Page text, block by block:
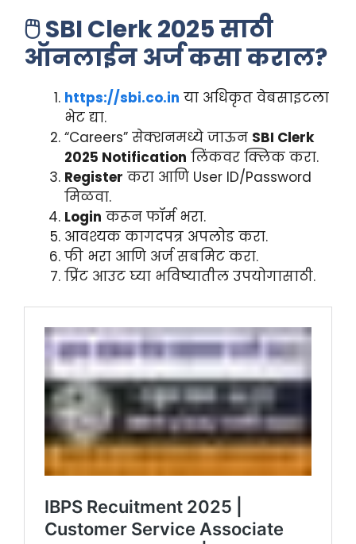
🖱SBI Clerk 2025 साठी
ऑनलाईन अर्ज कसा कराल?
https://sbi.co.in या अधिकृत वेबसाइटला
भेट द्या.
“Careers” सेक्शनमध्ये जाऊन SBI Clerk
2025 Notification लिंकवर क्लिक करा.
Register करा आणि User ID/Password
मिळवा.
Login करून फॉर्म भरा.
आवश्यक कागदपत्र अपलोड करा.
फी भरा आणि अर्ज सबमिट करा.
प्रिंट आउट घ्या भविष्यातील उपयोगासाठी.